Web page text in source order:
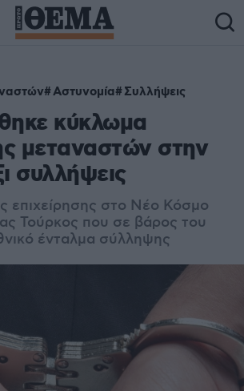
Αστυνομία Συλλήψεις
κύκλωμα
μεταναστών στην
συλλήψεις
επιχείρησης στο Νέο Κόσμο
Τούρκος που σε βάρος του
ένταλμα σύλληψης